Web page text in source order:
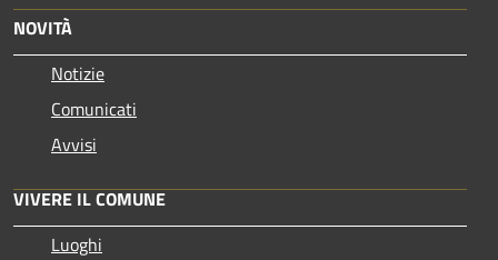
NOVITÀ
Notizie
Comunicati
Avvisi
VIVERE IL COMUNE
Luoghi